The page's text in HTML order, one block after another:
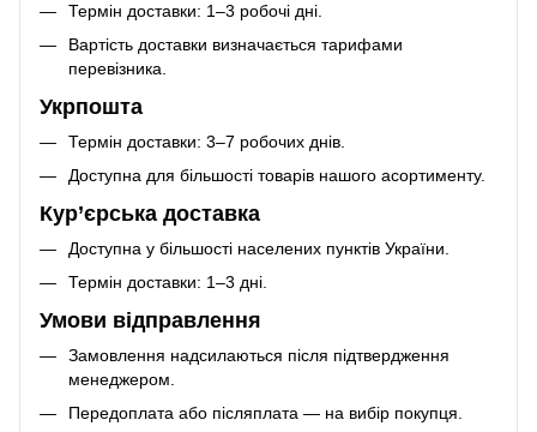
Термін доставки: 1–3 робочі дні.
Вартість доставки визначається тарифами
перевізника.
Укрпошта
Термін доставки: 3–7 робочих днів.
Доступна для більшості товарів нашого асортименту.
Кур’єрська доставка
Доступна у більшості населених пунктів України.
Термін доставки: 1–3 дні.
Умови відправлення
Замовлення надсилаються після підтвердження
менеджером.
Передоплата або післяплата — на вибір покупця.